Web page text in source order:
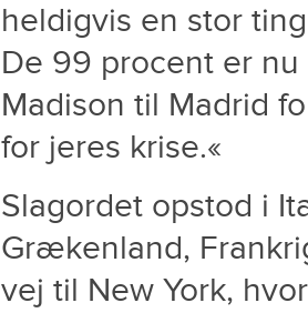
heldigvis en stor
De 99 procent er
Madison til Madrid
for jeres krise.«
Slagordet opstod i
Grækenland,
vej til New York,